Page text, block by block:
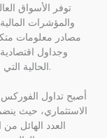
توفر الأسواق
والمؤشرات
وجداول
الحالية التي قد تؤثر على سوق الفوركس وأدوات مالية أخرى.
أصبح تداول الفوركس
الاستثماري، حيث
العدد الهائل